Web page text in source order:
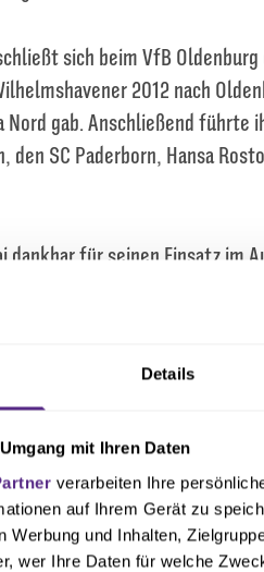
Details
mit Ihren Daten
verarbeiten Ihre
auf Ihrem Gerät zu
Werbung und Inhalten,
wer Ihre Daten für welche
sich beim VfB
2012 nach
Nord gab. Anschließend führte
den SC Paderborn, Hansa
dankbar für seinen Einsatz im
und der Mannschaft auf und
bedankt sich bei Kai
persönliche Zukunft beim